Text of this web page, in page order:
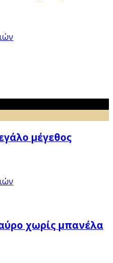
μέγεθος
χωρίς μπανέλα